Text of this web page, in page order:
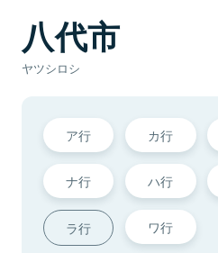
八代市
ヤツシロシ
ア行 カ行
ナ行 ハ行
ラ行 ワ行